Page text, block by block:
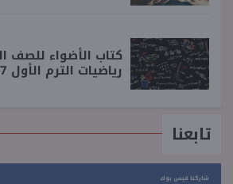
كتاب الأضواء للصف
رياضيات الترم الأول 2027
تابعنا
شاركنا فيس بوك